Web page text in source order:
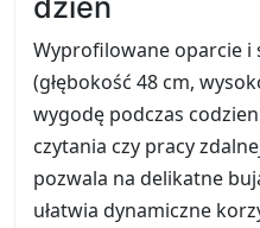
dzień
Wyprofilowane oparcie i
(głębokość 48 cm,
wygodę podczas
czytania czy pracy
pozwala na delikatne
ułatwia dynamiczne